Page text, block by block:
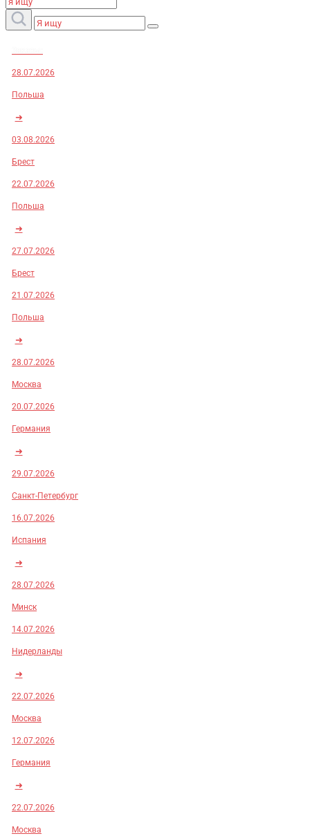
28.07.2026
Польша
➜
03.08.2026
Брест
22.07.2026
Польша
➜
27.07.2026
Брест
21.07.2026
Польша
➜
28.07.2026
Москва
20.07.2026
Германия
➜
29.07.2026
Санкт-Петербург
16.07.2026
Испания
➜
28.07.2026
Минск
14.07.2026
Нидерланды
➜
22.07.2026
Москва
12.07.2026
Германия
➜
22.07.2026
Москва